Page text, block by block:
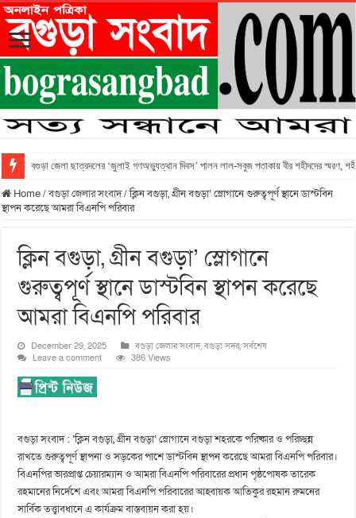
বগুড়া জেলা ছাত্রদলের ‘জুলাই গণঅভ্যুত্থান দিবস’ পালন লাল-সবুজ পতাকায় বীর শহীদদের স্মরণ, শহীদ
Home/বগুড়া জেলার সংবাদ/ক্লিন বগুড়া, গ্রীন বগুড়া’ স্লোগানে গুরুত্বপূর্ণ স্থানে ডাস্টবিন
স্থাপন করেছে আমরা বিএনপি পরিবার
ক্লিন বগুড়া, গ্রীন বগুড়া’ স্লোগানে
গুরুত্বপূর্ণ স্থানে ডাস্টবিন স্থাপন করেছে
আমরা বিএনপি পরিবার
December 29, 2025 বগুড়া জেলার সংবাদ,বগুড়া সদর,সর্বশেষ
Leave a comment
386 Views
বগুড়া সংবাদ : ‘ক্লিন বগুড়া, গ্রীন বগুড়া’ স্লোগানে বগুড়া শহরকে পরিষ্কার ও পরিচ্ছন্ন
রাখতে গুরুত্বপূর্ণ স্থাপনা ও সড়কের পাশে ডাস্টবিন স্থাপন করেছে আমরা বিএনপি পরিবার।
বিএনপির ভারপ্রাপ্ত চেয়ারম্যান ও আমরা বিএনপি পরিবারের প্রধান পৃষ্ঠপোষক তারেক
রহমানের নির্দেশে এবং আমরা বিএনপি পরিবারের আহ্বায়ক আতিকুর রহমান রুমনের
সার্বিক তত্ত্বাবধানে এ কার্যক্রম বাস্তবায়ন করা হয়।